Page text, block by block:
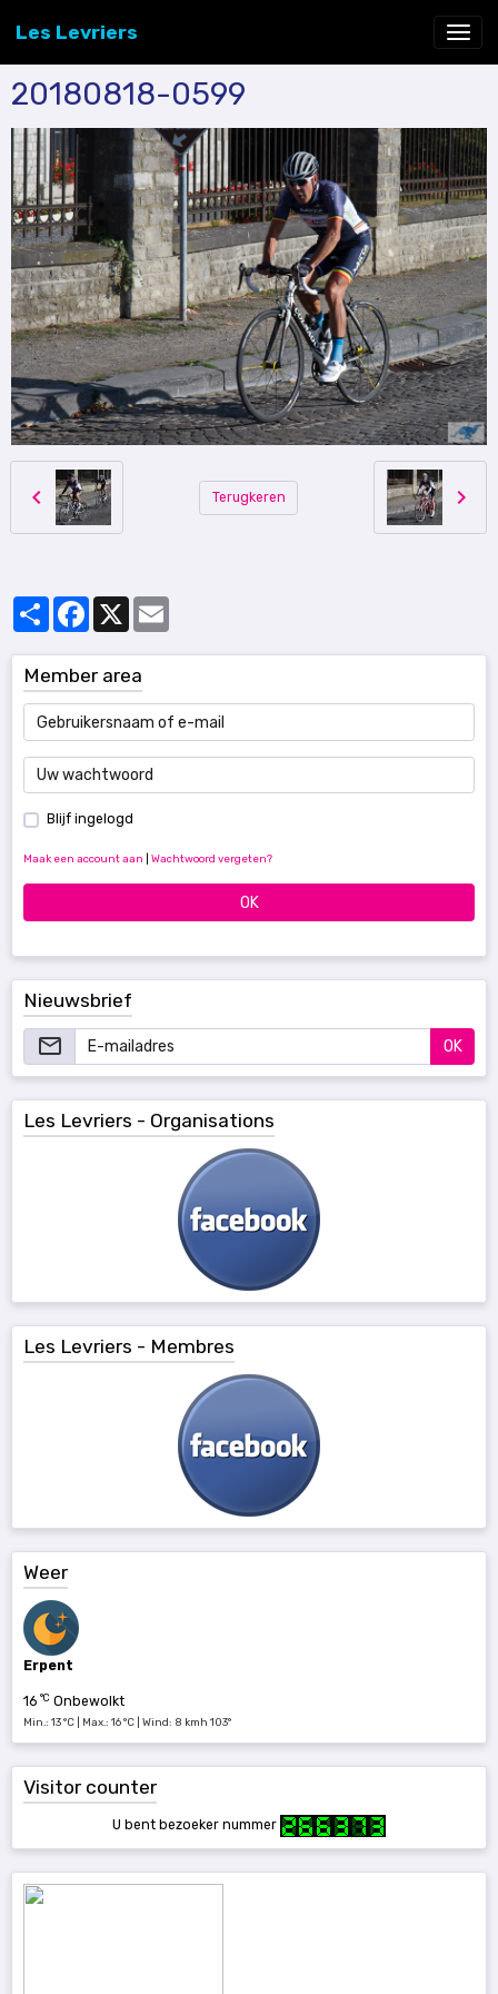
Les Levriers
20180818-0599
Terugkeren
PartagerFacebook
Member area
Blijf ingelogd
Maak een account aan Wachtwoord vergeten?
OK
Nieuwsbrief
OK
Les Levriers - Organisations
Les Levriers - Membres
Weer
Erpent
16 °C Onbewolkt
Min.: 13 °C | Max.: 16 °C | Wind: 8 kmh 103°
Visitor counter
U bent bezoeker nummer